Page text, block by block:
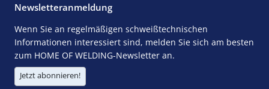
Newsletteranmeldung
Wenn Sie an regelmäßigen schweißtechnischen
Informationen interessiert sind, melden Sie sich am besten
zum HOME OF WELDING-Newsletter an.
Jetzt abonnieren!